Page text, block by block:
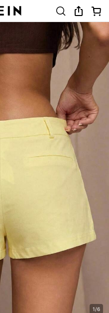
1/6